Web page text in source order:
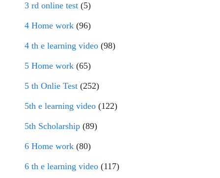
3 rd online test (5)
4 Home work (96)
4 th e learning video (98)
5 Home work (65)
5 th Onlie Test (252)
5th e learning video (122)
5th Scholarship (89)
6 Home work (80)
6 th e learning video (117)